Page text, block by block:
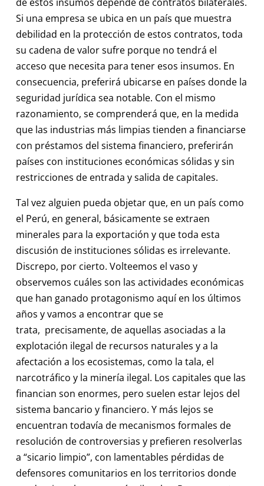
Si una empresa se ubica en un país que muestra
debilidad en la protección de estos contratos, toda
su cadena de valor sufre porque no tendrá el
acceso que necesita para tener esos insumos. En
consecuencia, preferirá ubicarse en países donde la
seguridad jurídica sea notable. Con el mismo
razonamiento, se comprenderá que, en la medida
que las industrias más limpias tienden a financiarse
con préstamos del sistema financiero, preferirán
países con instituciones económicas sólidas y sin
restricciones de entrada y salida de capitales.
Tal vez alguien pueda objetar que, en un país como
el Perú, en general, básicamente se extraen
minerales para la exportación y que toda esta
discusión de instituciones sólidas es irrelevante.
Discrepo, por cierto. Volteemos el vaso y
observemos cuáles son las actividades económicas
que han ganado protagonismo aquí en los últimos
años y vamos a encontrar que se
trata, precisamente, de aquellas asociadas a la
explotación ilegal de recursos naturales y a la
afectación a los ecosistemas, como la tala, el
narcotráfico y la minería ilegal. Los capitales que las
financian son enormes, pero suelen estar lejos del
sistema bancario y financiero. Y más lejos se
encuentran todavía de mecanismos formales de
resolución de controversias y prefieren resolverlas
a “sicario limpio”, con lamentables pérdidas de
defensores comunitarios en los territorios donde